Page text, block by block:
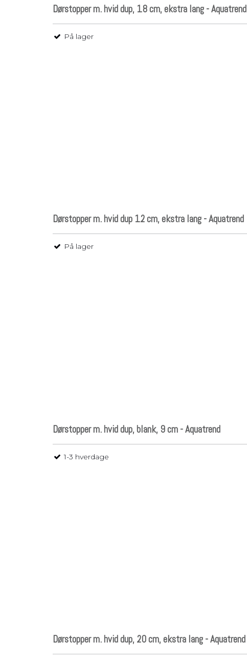
Dørstopper m. hvid dup, 18 cm, ekstra lang - Aquatrend
På lager
Dørstopper m. hvid dup 12 cm, ekstra lang - Aquatrend
På lager
Dørstopper m. hvid dup, blank, 9 cm - Aquatrend
1-3 hverdage
Dørstopper m. hvid dup, 20 cm, ekstra lang - Aquatrend